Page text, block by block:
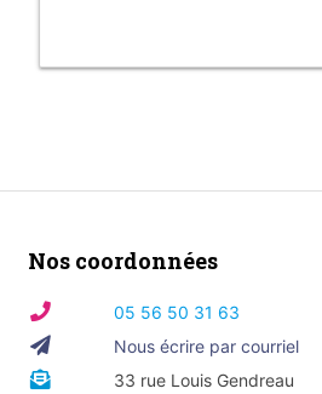
Nos coordonnées
05 56 50 31 63
Nous écrire par courriel
33 rue Louis Gendreau